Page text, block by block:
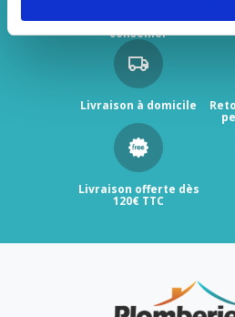
Des experts pour vous
conseiller
Livraison à domicile
Livraison offerte dès
120€ TTC